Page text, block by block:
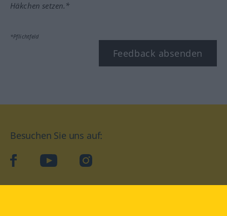
Häkchen setzen.*
*Pflichtfeld
Feedback absenden
Besuchen Sie uns auf:
facebookYouTube Instagram